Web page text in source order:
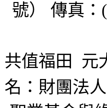
號） 傳真：
共值福田
元
名：財團法